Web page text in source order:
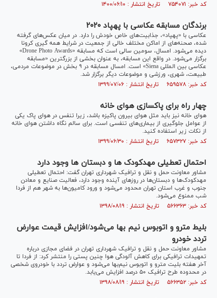
کد خبر: ۷۵۴۰۷۱ تاریخ انتشار : ۱۴۰۰/۰۶/۱۰
برندگان مسابقه عکاسی با پهپاد ۲۰۲۰
عکاسی با «پهپاد»، جذابیت‌های خاص خودش را دارد. در میان عکس‌های گرفته
شده، صحنه‌های از اماکن مختلف خالی از جمعیت در شرایط همه گیری کرونا
دیده می‌شود. امسال، سومین سالی است که مسابقه «Drone Photo Awards»
برگزار می‌شود. در واقع این مسابقه، به عنوان بخشی از بزرگترین «مسابقه
عکاسی بین المللی Siena» است. امسال مسابقه در ۹ بخش در موضوعات مردمی،
طبیعت، شهری، ورزشی و موضوعات دیگر برگزار شد.
کد خبر: ۶۵۹۵۷۸ تاریخ انتشار : ۱۳۹۹/۰۷/۰۶
چهار راه برای پاکسازی هوای خانه
هوای خانه نیز باید مثل هوای بیرون پاکیزه باشد، زیرا تنفس در هوای پاک یکی
از عوامل جلوگیری از بیماری‌های تنفسی است. برای سالم نگاه داشتن هوای خانه
از نکات زیر استفاده کنید.
کد خبر: ۶۵۷۳۲۷ تاریخ انتشار : ۱۳۹۹/۰۶/۳۰
احتمال تعطیلی مهدکودک ها و دبستان ها وجود دارد
مشاور معاونت حمل و نقل و ترافیک شهرداری تهران گفت: احتمال تعطیلی
مهدکودک‌ها و دبستان‌ها در روزهای آینده وجود دارد، فعالیت صنایع و معادن
جنوب و غرب استان تهران محدود می‌شود و ورود کامیون‌ها به شهر هم از فردا
شب ممنوع می‌شود.
کد خبر: ۵۶۶۳۶۳ تاریخ انتشار : ۱۳۹۸/۰۸/۱۹
بلیط مترو و اتوبوس نیم بها می‌شود/افزایش قیمت عوارض
تردد خودرو
مشاور معاونت حمل و نقل و ترافیک شهرداری تهران در فضای مجازی درباره
تمهیدات ترافیکی برای کاهش آلودگی هوا چنین پستی را منتشر کرد: از فردا تا
آخر هفته بلیت مترو و اتوبوس نیم‌بها می‌شود و عوارض تردد با خودروی شخصی
در محدوده طرح ترافیک ۵۰ درصد افزایش می‌یابد.
کد خبر: ۵۶۶۳۵۲ تاریخ انتشار : ۱۳۹۸/۰۸/۱۹